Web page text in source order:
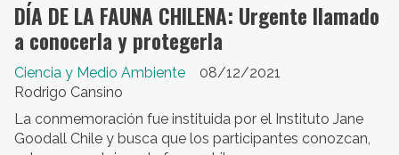
DÍA DE LA FAUNA CHILENA: Urgente llamado
a conocerla y protegerla
Rodrigo Cansino
Ciencia y Medio Ambiente 08/12/2021
La conmemoración fue instituida por el Instituto Jane
Goodall Chile y busca que los participantes conozcan,